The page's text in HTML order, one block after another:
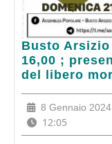
Busto Arsizio
16,00 ;
del libero
Busto
Arsizio
Domenica
Gennaio,
ore
16,00
8 Gennaio 2024
12:05